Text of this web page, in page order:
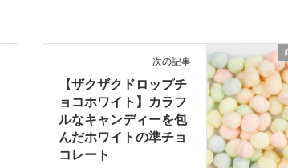
次の記事
【ザクザクドロップチ
ョコホワイト】カラフ
ルなキャンディーを包
んだホワイトの準チョ
コレート